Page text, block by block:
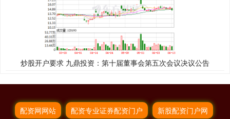
炒股开户要求 九鼎投资：第十届董事会第五次会议决议公告
配资网网站 配资专业证券配资门户 新股配资门户网